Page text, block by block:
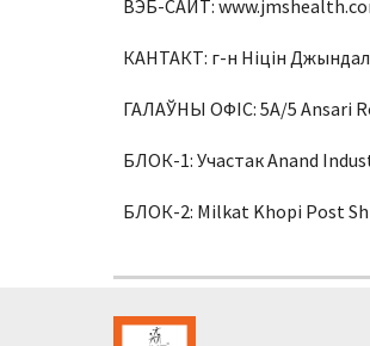
ВЭБ-САЙТ:
КАНТАКТ: г-н Ніцін
ГАЛАЎНЫ ОФІС: 5A/5 Ansari
БЛОК-1: Участак Anand
БЛОК-2: Milkat Khopi Post